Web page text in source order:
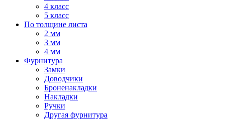
4 класс
5 класс
По толщине листа
2 мм
3 мм
4 мм
Фурнитура
Замки
Доводчики
Броненакладки
Накладки
Ручки
Другая фурнитура